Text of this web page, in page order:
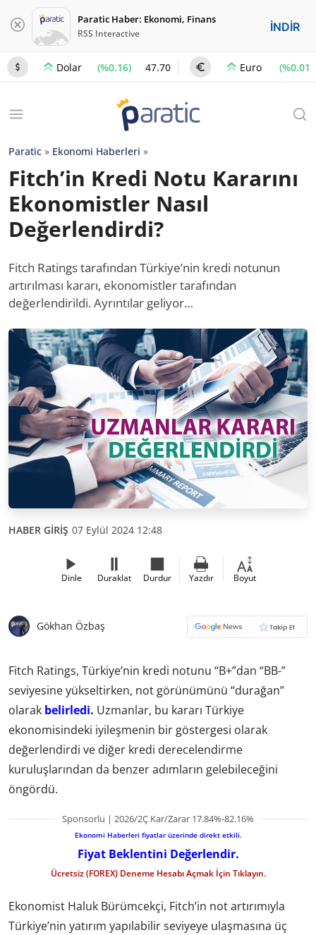
Paratic Haber: Ekonomi, Finans
RSS Interactive İNDİR
Dolar (%0.16) 47.70 Euro (%0.01)
Paratic » Ekonomi Haberleri »
Fitch’in Kredi Notu Kararını
Ekonomistler Nasıl
Değerlendirdi?
Fitch Ratings tarafından Türkiye’nin kredi notunun
artırılması kararı, ekonomistler tarafından
değerlendirildi. Ayrıntılar geliyor…
HABER GİRİŞ 07 Eylül 2024 12:48
Dinle Duraklat Durdur Yazdır Boyut
Gökhan Özbaş
Fitch Ratings, Türkiye’nin kredi notunu “B+”dan “BB-”
seviyesine yükseltirken, not görünümünü “durağan”
olarak belirledi. Uzmanlar, bu kararı Türkiye
ekonomisindeki iyileşmenin bir göstergesi olarak
değerlendirdi ve diğer kredi derecelendirme
kuruluşlarından da benzer adımların gelebileceğini
öngördü.
Sponsorlu | 2026/2Ç Kar/Zarar 17.84%-82.16%
Ekonomi Haberleri fiyatlar üzerinde direkt etkili.
Fiyat Beklentini Değerlendir.
Ücretsiz (FOREX) Deneme Hesabı Açmak İçin Tıklayın.
Ekonomist Haluk Bürümcekçi, Fitch’in not artırımıyla
Türkiye’nin yatırım yapılabilir seviyeye ulaşmasına üç